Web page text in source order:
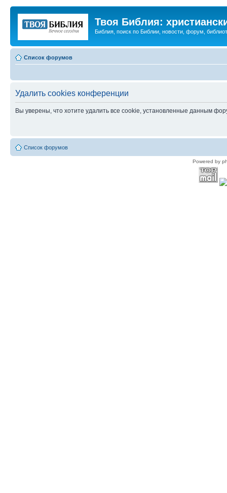
Твоя Библия:
Библия, поиск по Библии, новости, форум,
Список форумов
Удалить cookies конференции
Вы уверены, что хотите удалить все cookie, установленные данным
Список форумов
Powered by